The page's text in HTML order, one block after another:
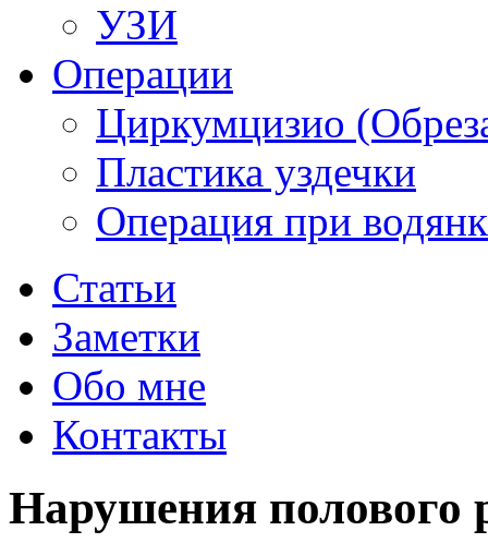
УЗИ
Операции
Циркумцизио
Пластика уздечки
Операция при
Статьи
Заметки
Обо мне
Контакты
Нарушения полового